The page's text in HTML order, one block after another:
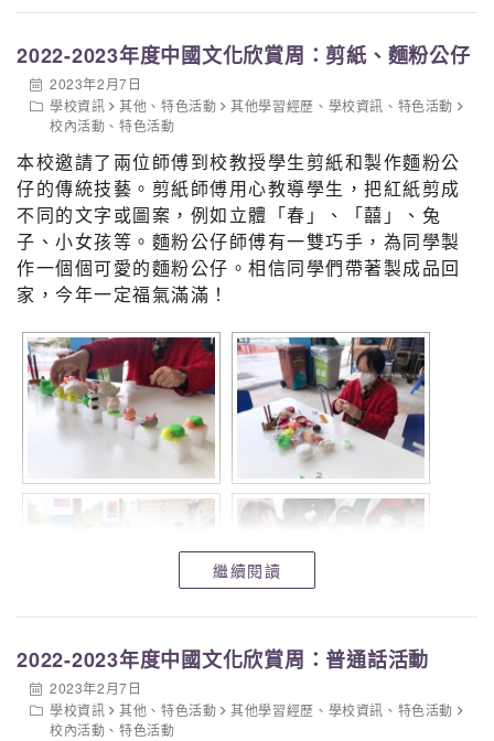
5
2B 12 潘詠恩 F 30
2.580
6
2B 17 袁詠妍 F 30
2.580
7
2C 9 謝芷澄 F 30
2.580
1C 6
9
2A 11 蔡靖瑜 F 29
2.494
10
2A 12 黃綽姿 F 2.494
中三、四級女子組
名
次
班
別
學
號
姓名
性
別
圈
數
總距離（km
4A 14 呂思頴 F 36
16 冼珈蔚 F 36
3
4A 13 林釔婷 F 35
3.010
黃濼伊 F
7
3B 11 李曉桐 F 33
8
3C 3 張之宥 F 33
2.838
2022-2023年度中國文化欣賞周：剪紙、麵粉公仔
2023年2月7日
學校資訊
其他 、特色活動 其他學習經歷 、 學校資訊 、 特色活動
校內活動 、特色活動
本校邀請了兩位師傅到校教授學生剪紙和製作麵粉公
仔的傳統技藝。剪紙師傅用心教導學生，把紅紙剪成
不同的文字或圖案，例如立體「春」、「囍」、兔
子、小女孩等。麵粉公仔師傅有一雙巧手，為同學製
作一個個可愛的麵粉公仔。相信同學們帶著製成品回
家，今年一定福氣滿滿！
繼續閱讀
2022-2023年度中國文化欣賞周：普通話活動
2023年2月7日
學校資訊
其他 、特色活動 其他學習經歷 、 學校資訊 、 特色活動
校內活動 、特色活動